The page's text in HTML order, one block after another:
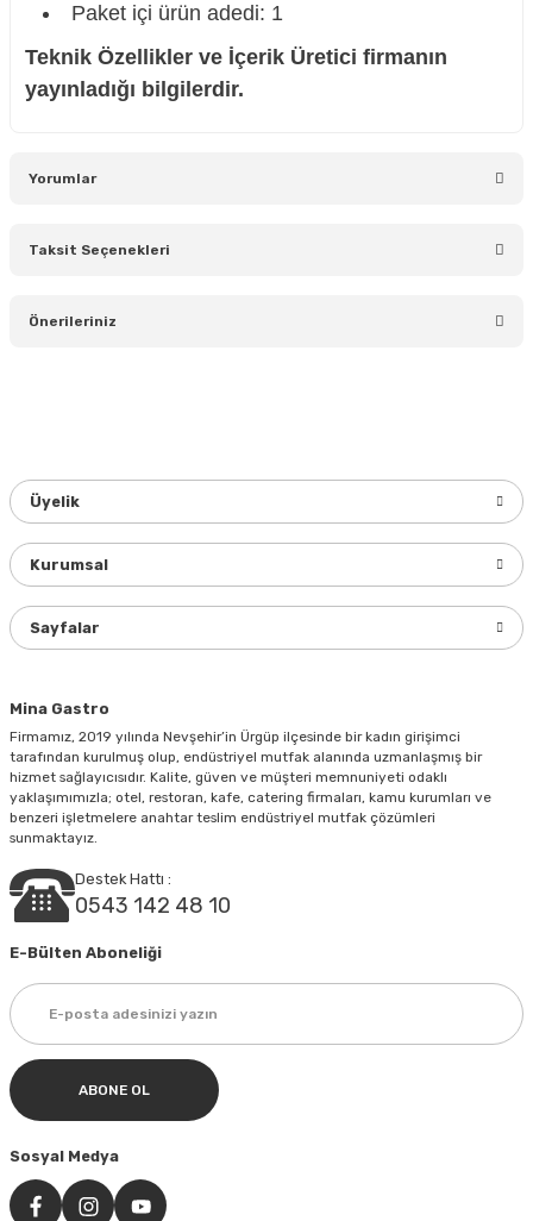
Paket içi ürün adedi: 1
Teknik Özellikler ve İçerik Üretici firmanın
yayınladığı bilgilerdir.
Yorumlar
Taksit Seçenekleri
Önerileriniz
Ürün bilgilerinde hatalar bulunuyor.
Bu ürüne benzer farklı alternatifler olmalı.
Gönder
Mina Gastro
Firmamız, 2019 yılında Nevşehir’in Ürgüp ilçesinde bir kadın girişimci
tarafından kurulmuş olup, endüstriyel mutfak alanında uzmanlaşmış bir
hizmet sağlayıcısıdır. Kalite, güven ve müşteri memnuniyeti odaklı
yaklaşımımızla; otel, restoran, kafe, catering firmaları, kamu kurumları ve
benzeri işletmelere anahtar teslim endüstriyel mutfak çözümleri
sunmaktayız.
Destek Hattı :
0543 142 48 10
Üyelik
Kurumsal
Sayfalar
E-Bülten Aboneliği
ABONE OL
Sosyal Medya